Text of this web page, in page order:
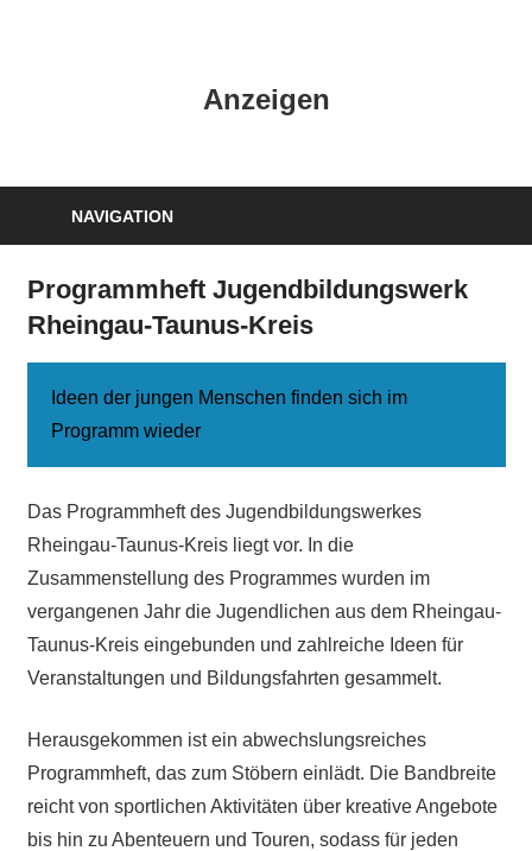
Anzeigen
NAVIGATION
Programmheft Jugendbildungswerk
Rheingau-Taunus-Kreis
Ideen der jungen Menschen finden sich im
Programm wieder
Das Programmheft des Jugendbildungswerkes
Rheingau-Taunus-Kreis liegt vor. In die
Zusammenstellung des Programmes wurden im
vergangenen Jahr die Jugendlichen aus dem Rheingau-
Taunus-Kreis eingebunden und zahlreiche Ideen für
Veranstaltungen und Bildungsfahrten gesammelt.
Herausgekommen ist ein abwechslungsreiches
Programmheft, das zum Stöbern einlädt. Die Bandbreite
reicht von sportlichen Aktivitäten über kreative Angebote
bis hin zu Abenteuern und Touren, sodass für jeden